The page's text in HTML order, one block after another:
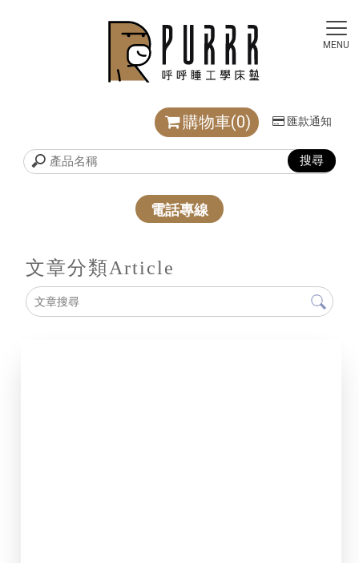
購物車(0) 匯款通知
電話專線
文章分類Article